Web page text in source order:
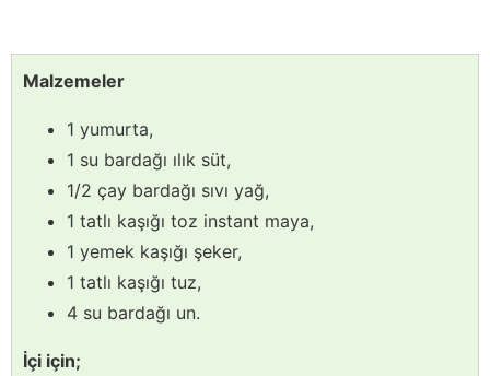
Malzemeler
1 yumurta,
1 su bardağı ılık süt,
1/2 çay bardağı sıvı yağ,
1 tatlı kaşığı toz instant maya,
1 yemek kaşığı şeker,
1 tatlı kaşığı tuz,
4 su bardağı un.
İçi için;